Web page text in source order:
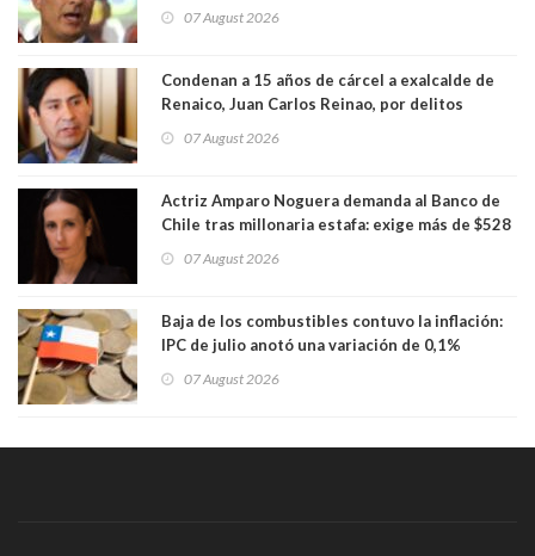
07 August 2026
Condenan a 15 años de cárcel a exalcalde de
Renaico, Juan Carlos Reinao, por delitos
07 August 2026
Actriz Amparo Noguera demanda al Banco de
Chile tras millonaria estafa: exige más de $528
07 August 2026
Baja de los combustibles contuvo la inflación:
IPC de julio anotó una variación de 0,1%
07 August 2026